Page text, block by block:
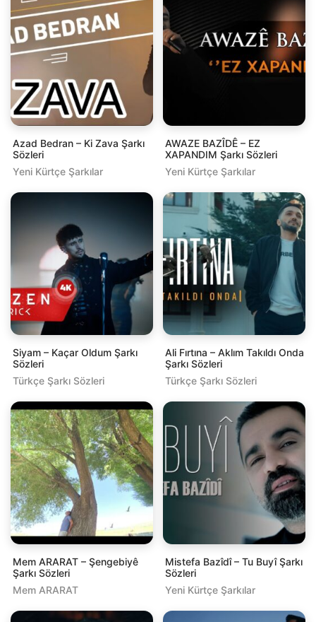
Azad Bedran – Ki Zava Şarkı
Sözleri
Yeni Kürtçe Şarkılar
AWAZE BAZÎDÊ – EZ
XAPANDIM Şarkı Sözleri
Yeni Kürtçe Şarkılar
Siyam – Kaçar Oldum Şarkı
Sözleri
Türkçe Şarkı Sözleri
Ali Fırtına – Aklım Takıldı Onda
Şarkı Sözleri
Türkçe Şarkı Sözleri
Mem ARARAT – Şengebiyê
Şarkı Sözleri
Mem ARARAT
Mistefa Bazîdî – Tu Buyî Şarkı
Sözleri
Yeni Kürtçe Şarkılar